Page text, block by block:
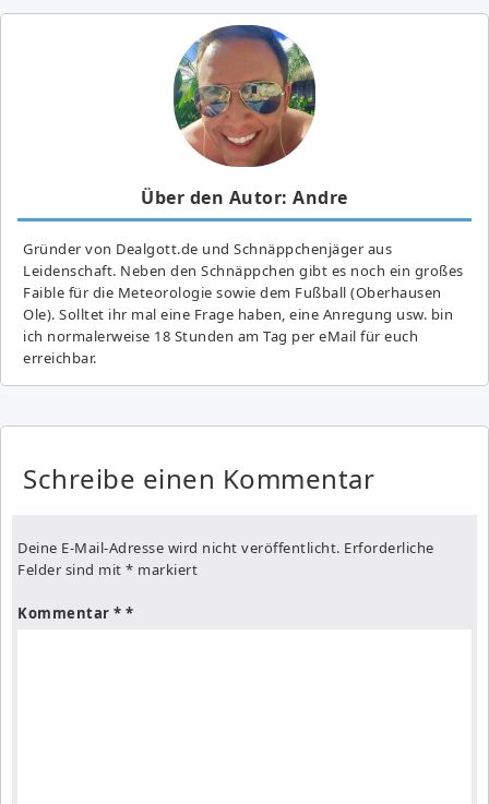
Über den Autor: Andre
Gründer von Dealgott.de und Schnäppchenjäger aus
Leidenschaft. Neben den Schnäppchen gibt es noch ein großes
Fai­ble für die Meteorologie sowie dem Fußball (Oberhausen
Ole). Solltet ihr mal eine Frage haben, eine Anregung usw. bin
ich normalerweise 18 Stunden am Tag per eMail für euch
erreichbar.
Schreibe einen Kommentar
Deine E-Mail-Adresse wird nicht veröffentlicht. Erforderliche
Felder sind mit * markiert
Kommentar *